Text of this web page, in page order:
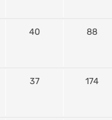
40 88
37 174